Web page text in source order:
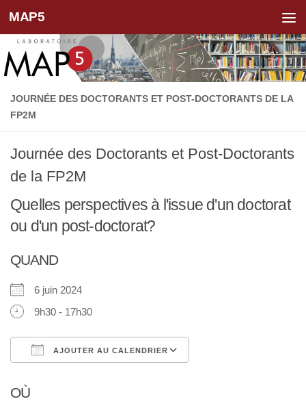
Skip to content
MAP5
JOURNÉE DES DOCTORANTS ET POST-DOCTORANTS DE LA
FP2M
Journée des Doctorants et Post-Doctorants
de la FP2M
Quelles perspectives à l'issue d'un doctorat
ou d'un post-doctorat?
QUAND
6 juin 2024
9h30 - 17h30
AJOUTER AU CALENDRIER
OÙ